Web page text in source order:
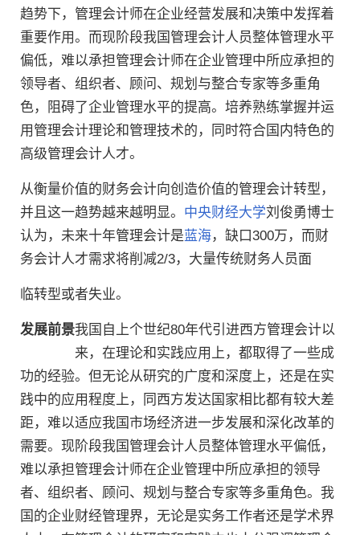
趋势下，管理会计师在企业经营发展和决策中发挥着
重要作用。而现阶段我国管理会计人员整体管理水平
偏低，难以承担管理会计师在企业管理中所应承担的
领导者、组织者、顾问、规划与整合专家等多重角
色，阻碍了企业管理水平的提高。培养熟练掌握并运
用管理会计理论和管理技术的，同时符合国内特色的
高级管理会计人才。
从衡量价值的财务会计向创造价值的管理会计转型，
并且这一趋势越来越明显。 中央财经大学刘俊勇博士
认为，未来十年管理会计是蓝海，缺口300万，而财
务会计人才需求将削减2/3，大量传统财务人员面
临转型或者失业。
发展前景我国自上个世纪80年代引进西方管理会计以
来，在理论和实践应用上，都取得了一些成
功的经验。但无论从研究的广度和深度上，还是在实
践中的应用程度上，同西方发达国家相比都有较大差
距，难以适应我国市场经济进一步发展和深化改革的
需要。现阶段我国管理会计人员整体管理水平偏低，
难以承担管理会计师在企业管理中所应承担的领导
者、组织者、顾问、规划与整合专家等多重角色。我
国的企业财经管理界，无论是实务工作者还是学术界